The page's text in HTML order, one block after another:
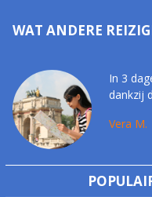
WAT ANDERE
In 3
dankzij
Vera M.